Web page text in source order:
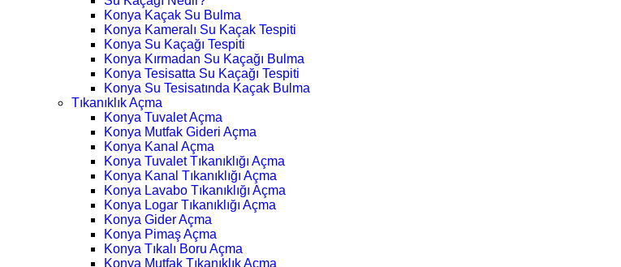
Konya Kaçak Su Bulma
Konya Kameralı Su Kaçak Tespiti
Konya Su Kaçağı Tespiti
Konya Kırmadan Su Kaçağı Bulma
Konya Tesisatta Su Kaçağı Tespiti
Konya Su Tesisatında Kaçak Bulma
Tıkanıklık Açma
Konya Tuvalet Açma
Konya Mutfak Gideri Açma
Konya Kanal Açma
Konya Tuvalet Tıkanıklığı Açma
Konya Kanal Tıkanıklığı Açma
Konya Lavabo Tıkanıklığı Açma
Konya Logar Tıkanıklığı Açma
Konya Gider Açma
Konya Pimaş Açma
Konya Tıkalı Boru Açma
Konya Mutfak Tıkanıklık Açma